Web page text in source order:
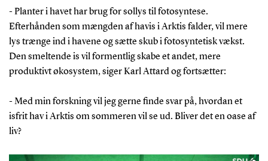
- Planter i havet har brug for sollys til fotosyntese.
Efterhånden som mængden af havis i Arktis falder, vil mere
lys trænge ind i havene og sætte skub i fotosyntetisk vækst.
Den smeltende is vil formentlig skabe et andet, mere
produktivt økosystem, siger Karl Attard og fortsætter:
- Med min forskning vil jeg gerne finde svar på, hvordan et
isfrit hav i Arktis om sommeren vil se ud. Bliver det en oase af
liv?